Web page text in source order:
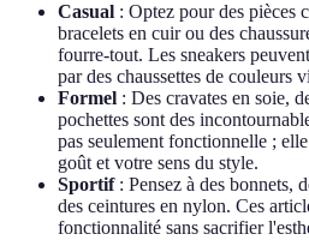
Casual : Optez pour des pièces
bracelets en cuir ou des
fourre-tout. Les sneakers
par des chaussettes de couleurs
Formel : Des cravates en soie,
pochettes sont des
pas seulement fonctionnelle ;
goût et votre sens du style.
Sportif: Pensez à des bonnets,
des ceintures en nylon. Ces
fonctionnalité sans sacrifier